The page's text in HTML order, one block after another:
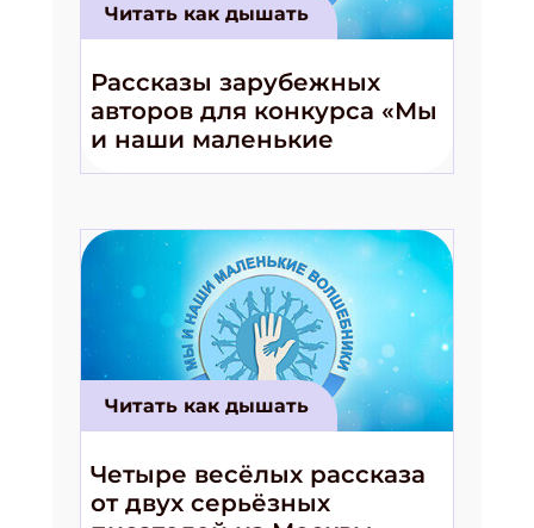
Читать как дышать
Рассказы зарубежных
авторов для конкурса «Мы
и наши маленькие
волшебники!»
Читать как дышать
Четыре весёлых рассказа
от двух серьёзных